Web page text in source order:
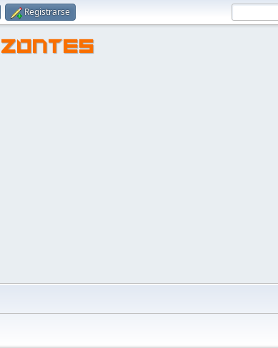
Registrarse